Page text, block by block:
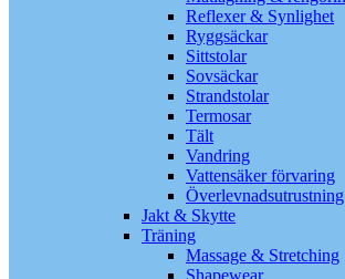
Reflexer & Synlighet
Ryggsäckar
Sittstolar
Sovsäckar
Strandstolar
Termosar
Tält
Vandring
Vattensäker förvaring
Överlevnadsutrustning
Jakt & Skytte
Träning
Massage & Stretching
Shapewear